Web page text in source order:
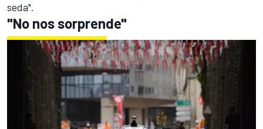
seda".
"No nos sorprende"